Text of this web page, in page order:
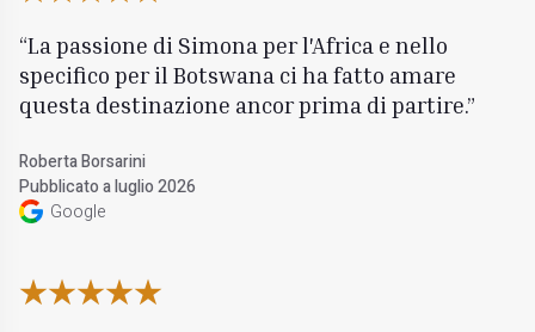
La passione di Simona per l'Africa e nello
specifico per il Botswana ci ha fatto amare
questa destinazione ancor prima di partire.
Roberta Borsarini
Pubblicato a luglio 2026
Google